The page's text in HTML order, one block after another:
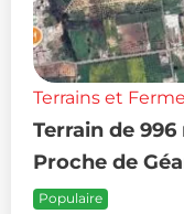
Terrains et
Terrain de 996
Proche de
Populaire